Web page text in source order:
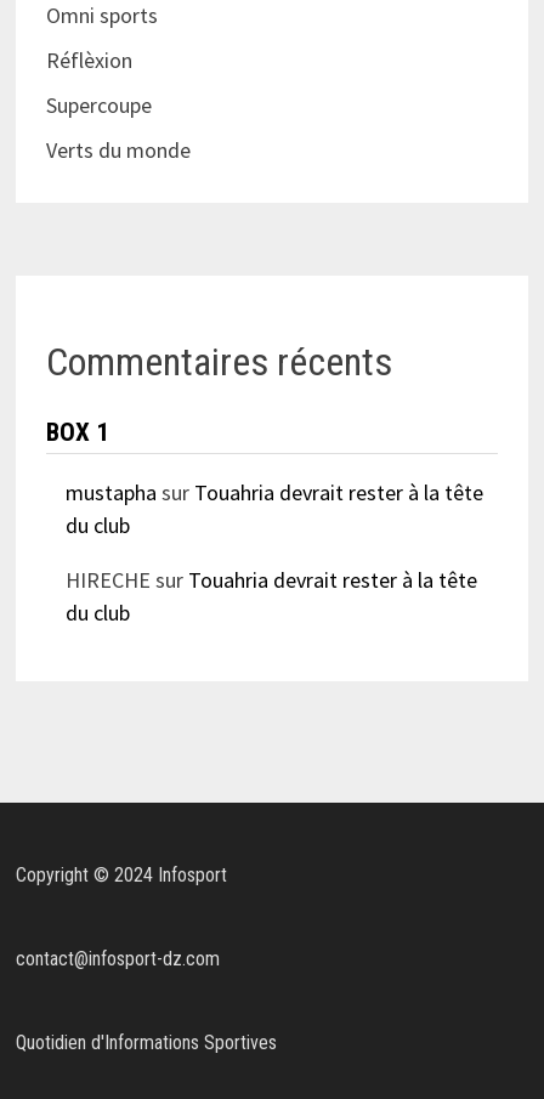
Omni sports
Réflèxion
Supercoupe
Verts du monde
Commentaires récents
BOX 1
mustapha sur Touahria devrait rester à la tête
du club
HIRECHE sur Touahria devrait rester à la tête
du club
Copyright © 2024 Infosport
contact@infosport-dz.com
Quotidien d'Informations Sportives